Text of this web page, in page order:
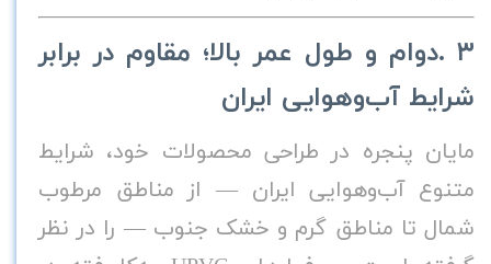
۳ .دوام و طول عمر بالا؛ مقاوم در برابر
شرایط آب‌وهوایی ایران
مایان پنجره در طراحی محصولات خود، شرایط
متنوع آب‌وهوایی ایران — از مناطق مرطوب
شمال تا مناطق گرم و خشک جنوب — را در نظر